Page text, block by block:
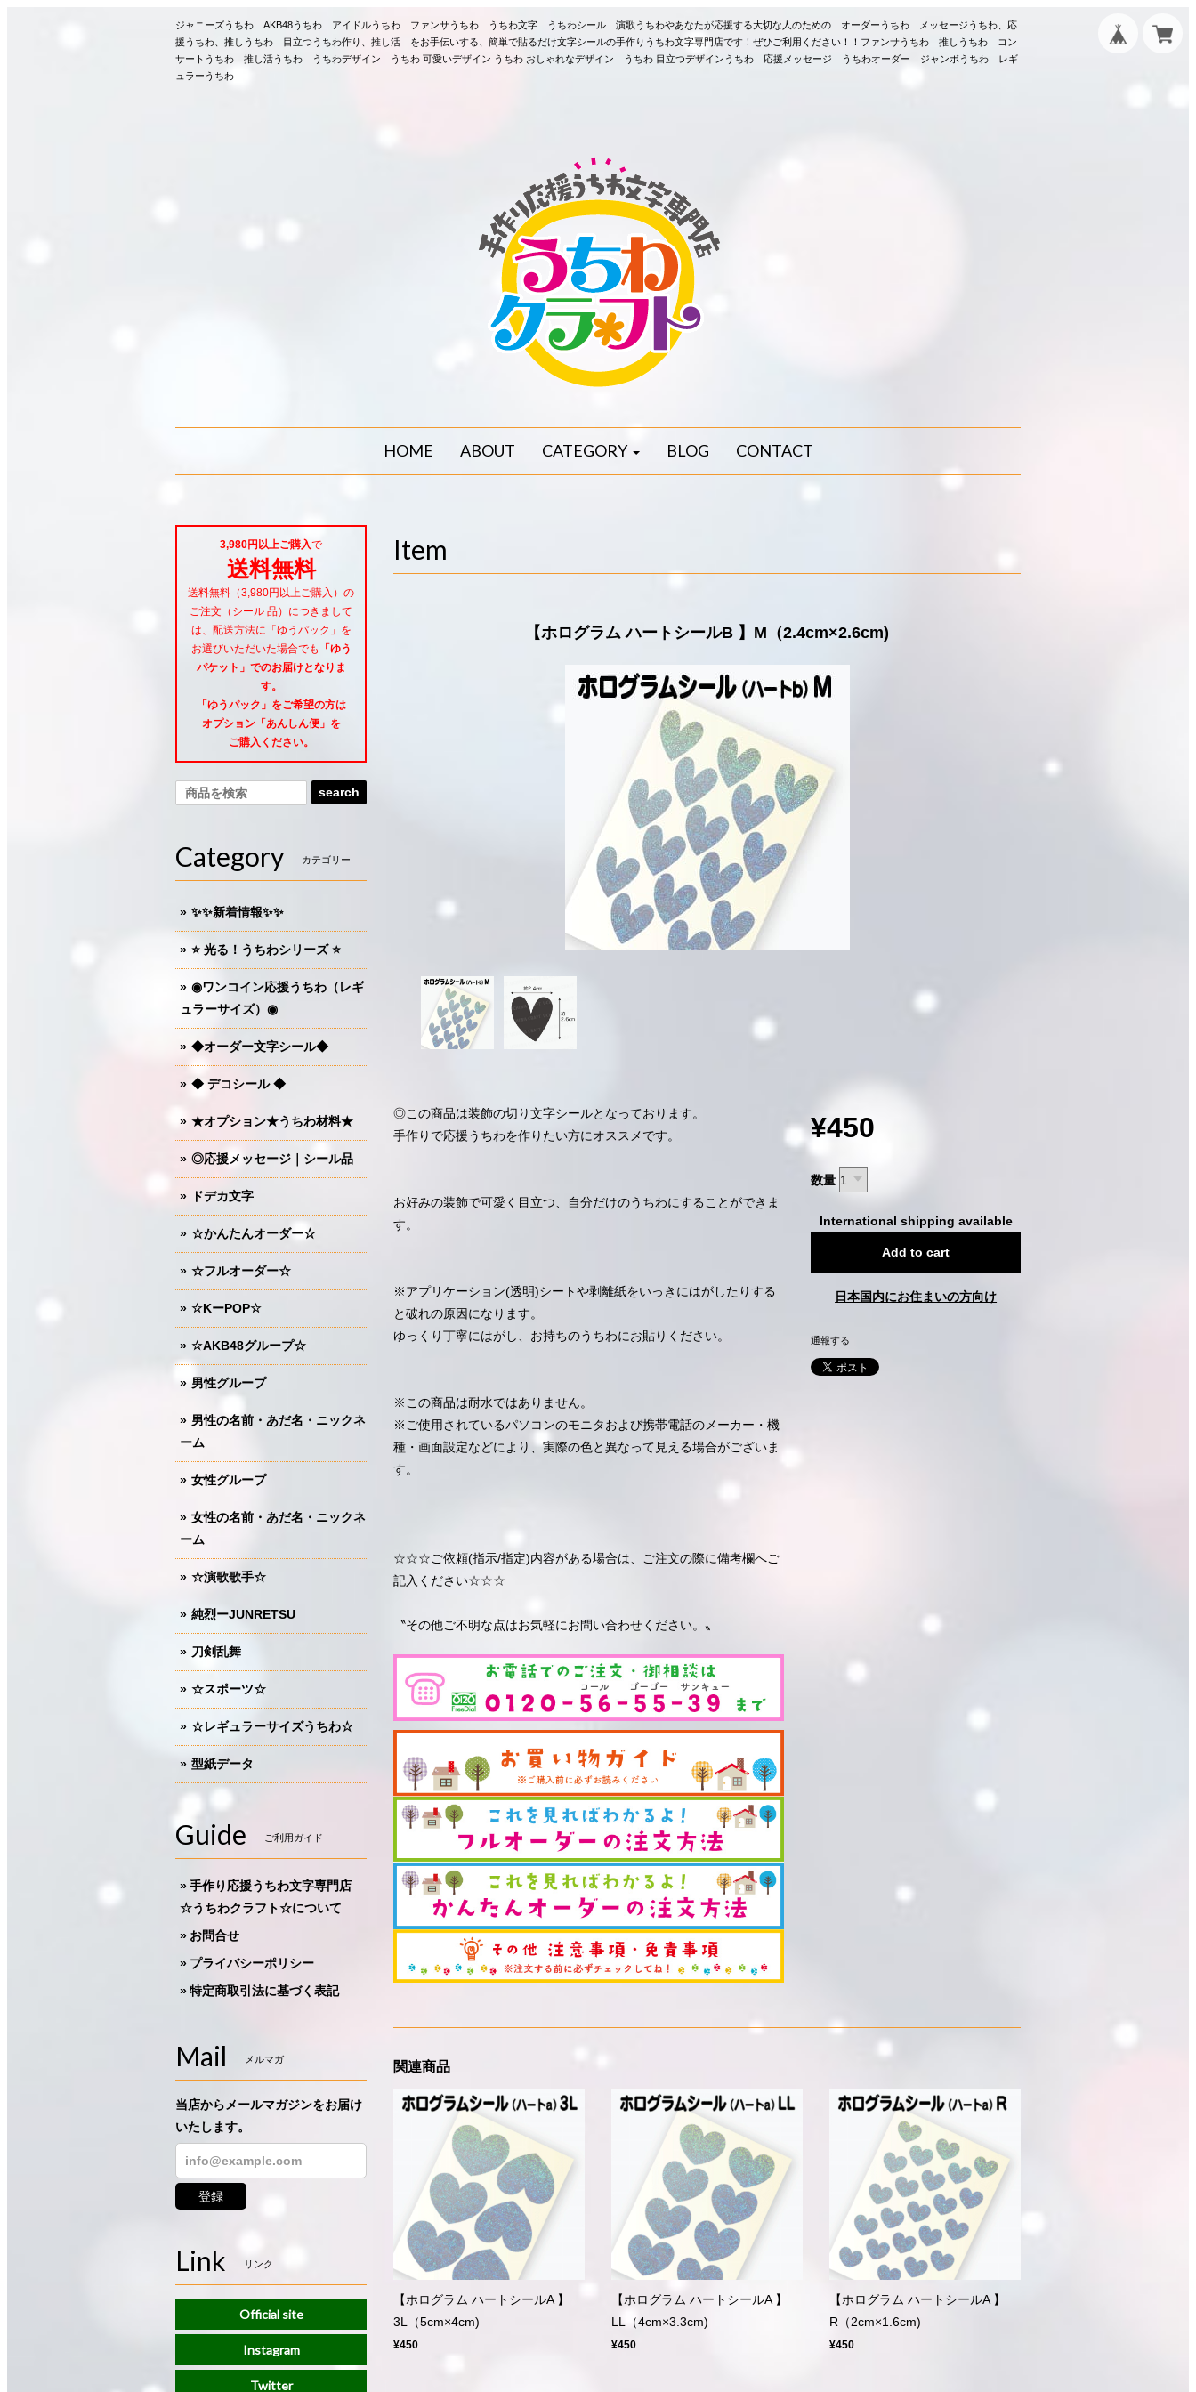
ジャニーズうちわ AKB48うちわ アイドルうちわ ファンサうちわ うちわ文字 うちわシール 演歌うちわやあなたが応援する大切な人のための オーダーうちわ メッセージうちわ、応
援うちわ、推しうちわ 目立つうちわ作り、推し活 をお手伝いする、簡単で貼るだけ文字シールの手作りうちわ文字専門店です！ぜひご利用ください！！ファンサうちわ 推しうちわ コン
サートうちわ 推し活うちわ うちわデザイン うちわ 可愛いデザイン うちわ おしゃれなデザイン うちわ 目立つデザインうちわ 応援メッセージ うちわオーダー ジャンボうちわ レギ
ュラーうちわ
HOME ABOUT CATEGORY BLOG CONTACT
Item
【ホログラム ハートシールB 】M（2.4cm×2.6cm)
◎この商品は装飾の切り文字シールとなっております。
手作りで応援うちわを作りたい方にオススメです。
お好みの装飾で可愛く目立つ、自分だけのうちわにすることができま
す。
※アプリケーション(透明)シートや剥離紙をいっきにはがしたりする
と破れの原因になります。
ゆっくり丁寧にはがし、お持ちのうちわにお貼りください。
※この商品は耐水ではありません。
※ご使用されているパソコンのモニタおよび携帯電話のメーカー・機
種・画面設定などにより、実際の色と異なって見える場合がございま
す。
☆☆☆ご依頼(指示/指定)内容がある場合は、ご注文の際に備考欄へご
記入ください☆☆☆
〝その他ご不明な点はお気軽にお問い合わせください。〟
¥450
数量
International shipping available
Add to cart
日本国内にお住まいの方向け
通報する
関連商品
【ホログラム ハートシールA 】
3L（5cm×4cm)
¥450
【ホログラム ハートシールA 】
LL（4cm×3.3cm)
¥450
【ホログラム ハートシールA 】
R（2cm×1.6cm)
¥450
3,980円以上ご購入で
送料無料
送料無料（3,980円以上ご購入）の
ご注文（シール 品）につきまして
は、配送方法に「ゆうパック」を
お選びいただいた場合でも
「ゆう
パケット」でのお届けとなりま
す。
「ゆうパック」をご希望の方は
オプション「あんしん便」 を
ご購入ください。
search
Category カテゴリー
✨✨新着情報✨✨
⭐️ 光る！うちわシリーズ ⭐️
◉ワンコイン応援うちわ（レギ
ュラーサイズ）◉
◆オーダー文字シール◆
◆ デコシール ◆
★オプション★うちわ材料★
◎応援メッセージ｜シール品
ドデカ文字
☆かんたんオーダー☆
☆フルオーダー☆
☆KーPOP☆
☆AKB48グループ☆
男性グループ
男性の名前・あだ名・ニックネ
ーム
女性グループ
女性の名前・あだ名・ニックネ
ーム
☆演歌歌手☆
純烈ーJUNRETSU
刀剣乱舞
☆スポーツ☆
☆レギュラーサイズうちわ☆
型紙データ
Guide ご利用ガイド
手作り応援うちわ文字専門店
☆うちわクラフト☆について
お問合せ
プライバシーポリシー
特定商取引法に基づく表記
Mail メルマガ
当店からメールマガジンをお届け
いたします。
登録
Link リンク
Official site
Instagram
Twitter